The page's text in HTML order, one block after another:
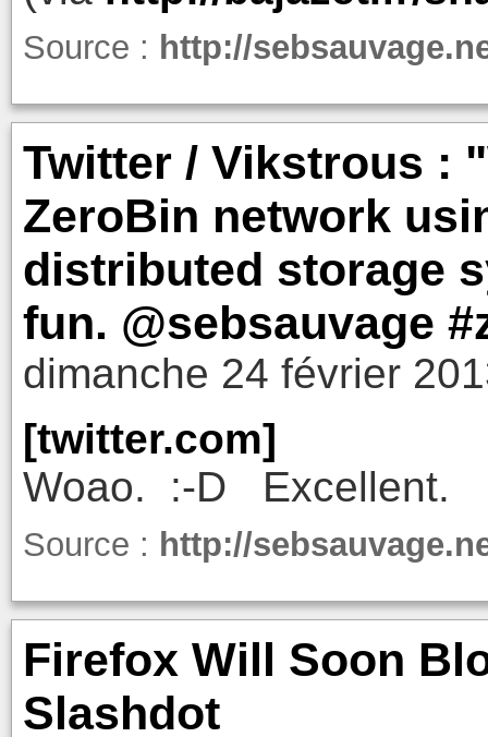
Source : http://
Twitter / Vikstrous :
ZeroBin network
distributed storage
fun. @sebsauvage
dimanche 24 février
[twitter.com]
Woao. :-D Excellent.
Source : http://
Firefox Will Soon
Slashdot